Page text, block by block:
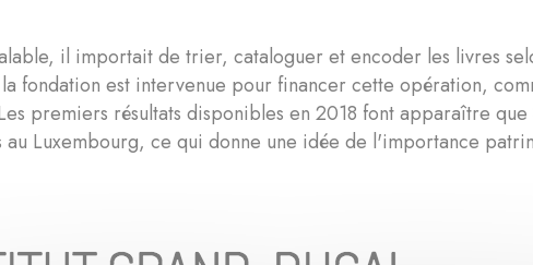
il importait de trier, cataloguer et encoder les livres
fondation est intervenue pour financer cette opération,
premiers résultats disponibles en 2018 font apparaître
au Luxembourg, ce qui donne une idée de l'importance